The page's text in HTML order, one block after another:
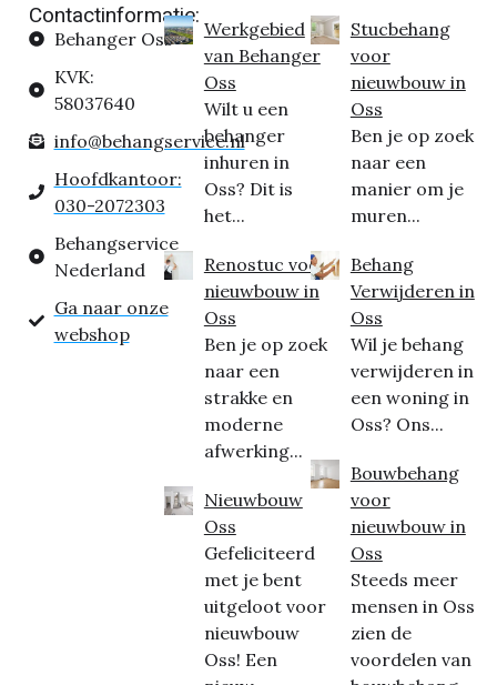
Contactinformatie:
Behanger Oss
KVK:
58037640
info@behangservice.nl
Hoofdkantoor:
030-2072303
Behangservice
Nederland
Ga naar onze
webshop
Werkgebied
van Behanger
Oss
Wilt u een
behanger
inhuren in
Oss? Dit is
het...
Renostuc voor
nieuwbouw in
Oss
Ben je op zoek
naar een
strakke en
moderne
afwerking...
Nieuwbouw
Oss
Gefeliciteerd
met je bent
uitgeloot voor
nieuwbouw
Oss! Een
Stucbehang
voor
nieuwbouw in
Oss
Ben je op zoek
naar een
manier om je
muren...
Behang
Verwijderen in
Oss
Wil je behang
verwijderen in
een woning in
Oss? Ons...
Bouwbehang
voor
nieuwbouw in
Oss
Steeds meer
mensen in Oss
zien de
voordelen van